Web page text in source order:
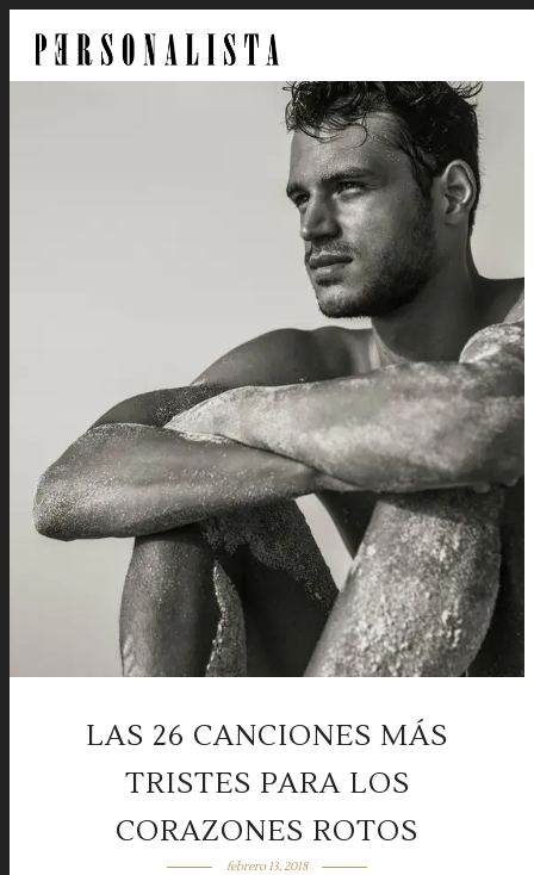
LAS 26 CANCIONES MÁS
TRISTES PARA LOS
CORAZONES ROTOS
febrero 13, 2018